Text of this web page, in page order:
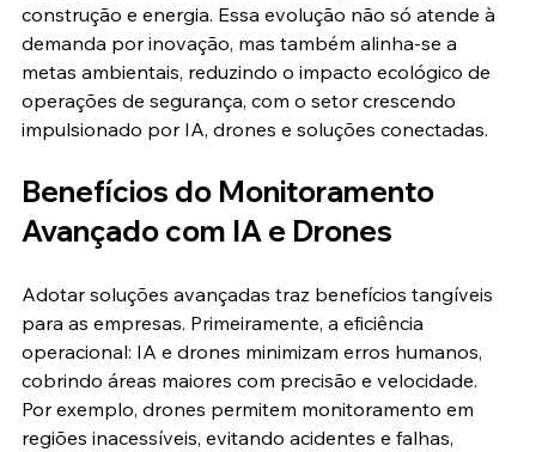
construção e energia. Essa evolução não só atende à
demanda por inovação, mas também alinha-se a
metas ambientais, reduzindo o impacto ecológico de
operações de segurança, com o setor crescendo
impulsionado por IA, drones e soluções conectadas.
Benefícios do Monitoramento
Avançado com IA e Drones
Adotar soluções avançadas traz benefícios tangíveis
para as empresas. Primeiramente, a eficiência
operacional: IA e drones minimizam erros humanos,
cobrindo áreas maiores com precisão e velocidade.
Por exemplo, drones permitem monitoramento em
regiões inacessíveis, evitando acidentes e falhas,